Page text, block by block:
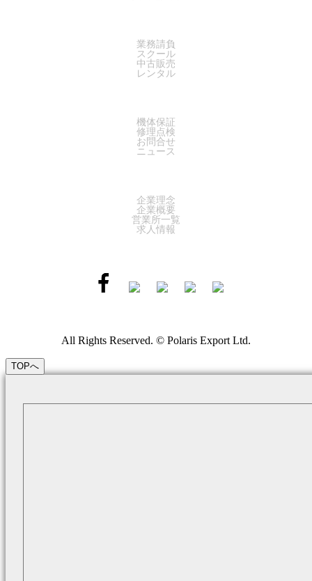
業務請負
スクール
中古販売
レンタル
機体保証
修理点検
お問合せ
ニュース
企業理念
企業概要
営業所一覧
求人情報
All Rights Reserved. © Polaris Export Ltd.
TOPへ